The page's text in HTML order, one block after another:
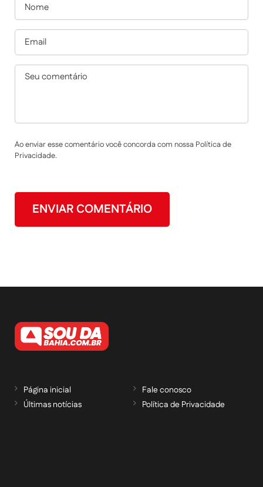
Ao enviar esse comentário você concorda com nossa Política de
Privacidade.
Página inicial
Últimas notícias
Fale conosco
Política de Privacidade